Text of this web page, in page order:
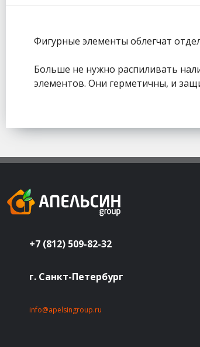
Фигурные элементы облегчат
Больше не нужно распиливать
элементов. Они герметичны, и
+7 (812) 509-82-32
г. Санкт-Петербург
info@apelsingroup.ru